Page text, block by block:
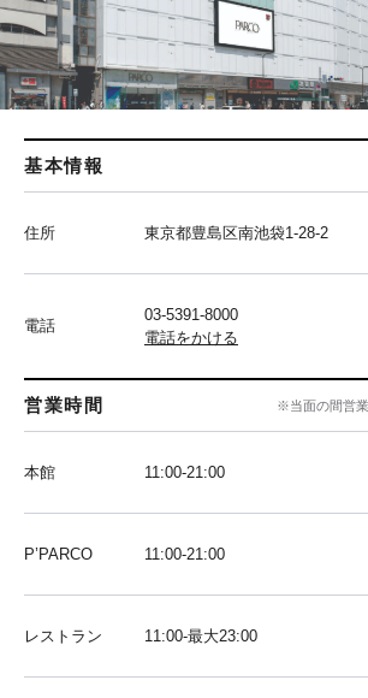
基本情報
住所 東京都豊島区南池袋1-28-2
電話
03-5391-8000
電話をかける
営業時間 ※当面の間営
本館 11:00-21:00
P’PARCO 11:00-21:00
レストラン 11:00-最大23:00